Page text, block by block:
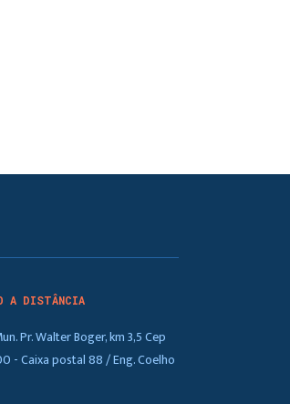
A DISTÂNCIA
Pr. Walter Boger, km 3,5 Cep
- Caixa postal 88 / Eng. Coelho